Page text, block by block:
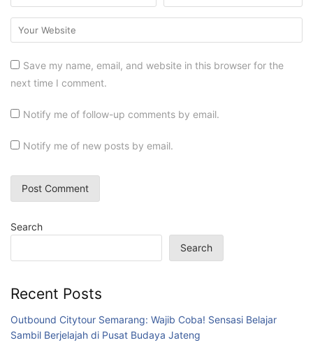
Save my name, email, and website in this browser for the
next time I comment.
Notify me of follow-up comments by email.
Notify me of new posts by email.
Search
Search
Recent Posts
Outbound Citytour Semarang: Wajib Coba! Sensasi Belajar
Sambil Berjelajah di Pusat Budaya Jateng